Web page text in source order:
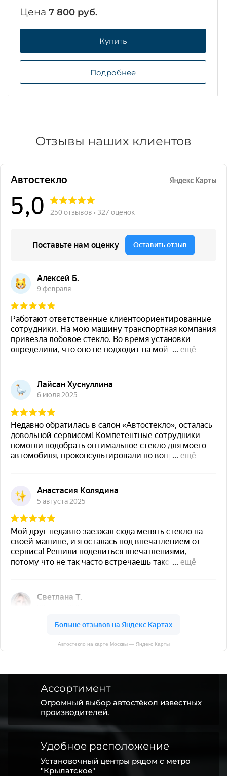
Цена 7 800 руб.
Купить
Подробнее
Отзывы наших клиентов
Автостекло на карте Москвы — Яндекс Карты
Ассортимент
Огромный выбор автостёкол известных
производителей.
Удобное расположение
Установочный центры рядом с метро
"Крылатское"